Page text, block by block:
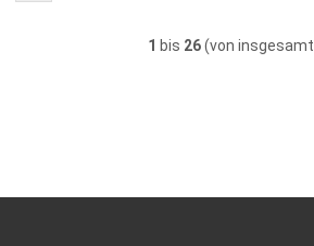
1 bis 26(von insgesamt